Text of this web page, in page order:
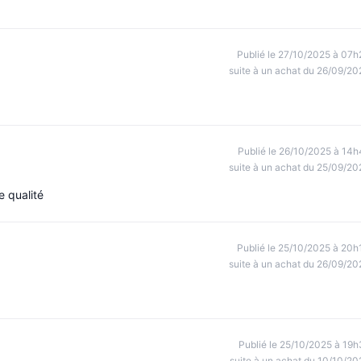
Publié le 27/10/2025 à
suite à un achat du 26/09/
Publié le 26/10/2025 à
suite à un achat du 25/09/
qualité
Publié le 25/10/2025 à
suite à un achat du 26/09/
Publié le 25/10/2025 à